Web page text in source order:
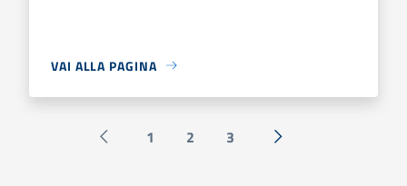
VAI ALLA PAGINA
Pagina precedente
1 2 3 Successiva »